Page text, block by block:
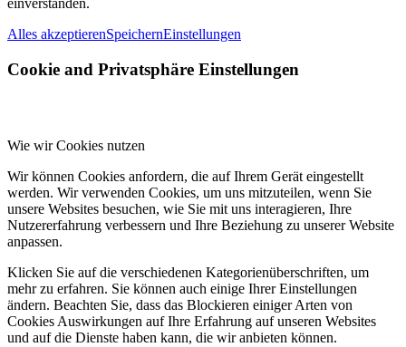
einverstanden.
Alles akzeptierenSpeichernEinstellungen
Cookie and Privatsphäre Einstellungen
Wie wir Cookies nutzen
Wir können Cookies anfordern, die auf Ihrem Gerät eingestellt
werden. Wir verwenden Cookies, um uns mitzuteilen, wenn Sie
unsere Websites besuchen, wie Sie mit uns interagieren, Ihre
Nutzererfahrung verbessern und Ihre Beziehung zu unserer Website
anpassen.
Klicken Sie auf die verschiedenen Kategorienüberschriften, um
mehr zu erfahren. Sie können auch einige Ihrer Einstellungen
ändern. Beachten Sie, dass das Blockieren einiger Arten von
Cookies Auswirkungen auf Ihre Erfahrung auf unseren Websites
und auf die Dienste haben kann, die wir anbieten können.